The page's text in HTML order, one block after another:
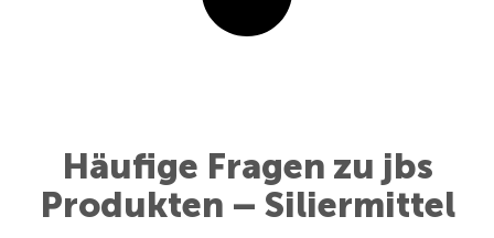
Häufige Fragen zu jbs
Produkten – Siliermittel